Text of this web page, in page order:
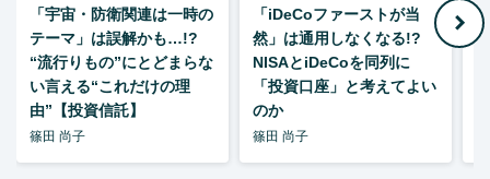
「宇宙・防衛関連は一時の
テーマ」は誤解かも…!?
“流行りもの”にとどまらな
い言える“これだけの理
由”【投資信託】
篠田 尚子
「iDeCoファーストが当
然」は通用しなくなる!?
NISAとiDeCoを同列に
「投資口座」と考えてよい
のか
篠田 尚子